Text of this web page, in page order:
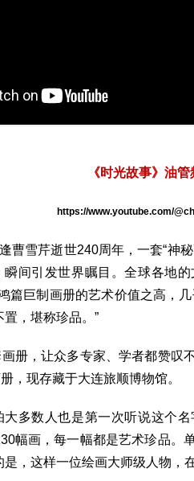
《时光故事》油管
https://www.youtube.com/
雪芹逝世240周年，一套“神
瞬间引发世界瞩目。全球各地
篇巨制画册的艺术价值之高，
置，堪称珍品。”
册，让众多专家、学者都赞叹
，现存藏于大连旅顺博物馆。
数人也是第一次听说这个名
幅画，每一幅都是艺术珍品。
是，这样一位绘画大师级人物，